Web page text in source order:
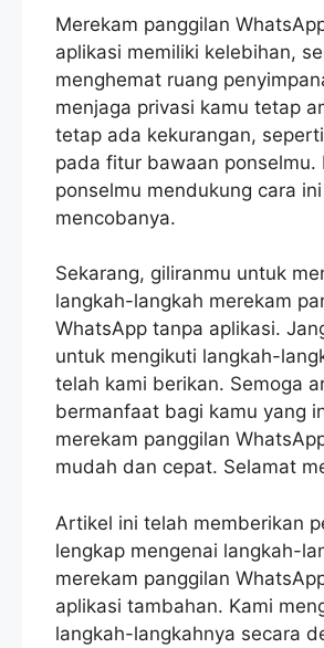
Merekam panggilan
aplikasi memiliki kelebihan,
menghemat ruang
menjaga privasi kamu tetap
tetap ada kekurangan,
pada fitur bawaan ponselmu.
ponselmu mendukung cara
mencobanya.
Sekarang, giliranmu untuk
langkah-langkah merekam
WhatsApp tanpa aplikasi.
untuk mengikuti langkah-
telah kami berikan. Semoga
bermanfaat bagi kamu yang
merekam panggilan
mudah dan cepat. Selamat
Artikel ini telah memberikan
lengkap mengenai langkah-
merekam panggilan
aplikasi tambahan. Kami
langkah-langkahnya secara